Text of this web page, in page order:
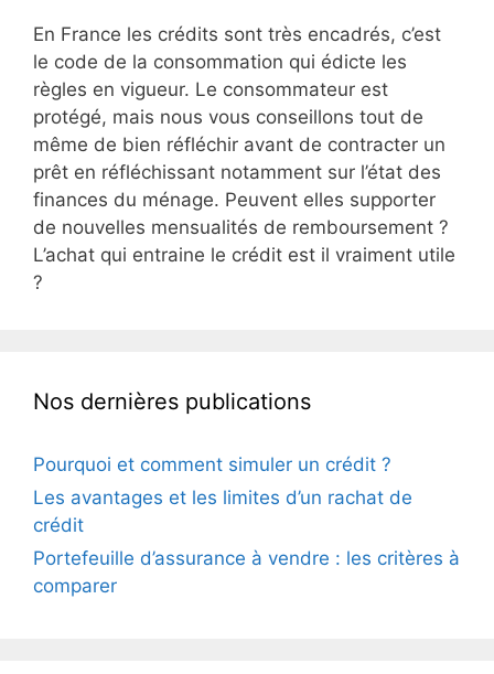
En France les crédits sont très encadrés, c’est
le code de la consommation qui édicte les
règles en vigueur. Le consommateur est
protégé, mais nous vous conseillons tout de
même de bien réfléchir avant de contracter un
prêt en réfléchissant notamment sur l’état des
finances du ménage. Peuvent elles supporter
de nouvelles mensualités de remboursement ?
L’achat qui entraine le crédit est il vraiment utile
?
Nos dernières publications
Pourquoi et comment simuler un crédit ?
Les avantages et les limites d’un rachat de
crédit
Portefeuille d’assurance à vendre : les critères à
comparer